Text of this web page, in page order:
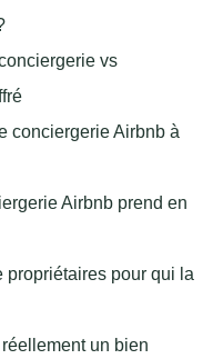
vs
conciergerie Airbnb à
Airbnb prend en
propriétaires pour qui la
un bien